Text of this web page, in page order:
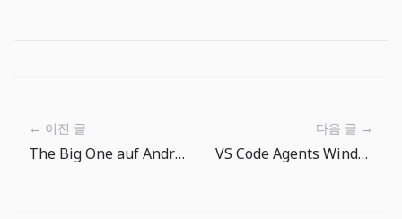
← 이전 글
The Big One auf Android und iPhone/iPad starten
다음 글 →
VS Code Agents Window und BYOK: Teams brauchen jetzt ein Agent-Betriebsmodell